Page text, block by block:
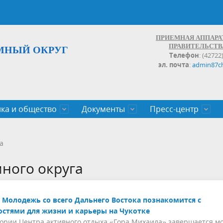
ОКРУГ
ПРИЕМНАЯ
Телефон:
эл. почта:
округа
и общество
проекты
Документы
Чукотского АО
Пресс-центр
Востока
и график личных
округа
Молодежь со всего Дальнего Востока познакомится с
для жизни и карьеры на Чукотке